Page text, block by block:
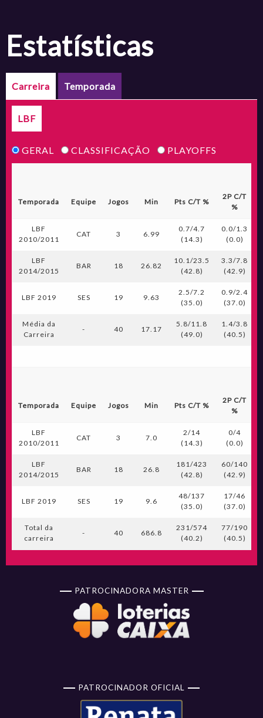
estatísticas
Carreira Temporada
LBF
GERAL CLASSIFICAÇÃO PLAYOFFS
Temporada Equipe Jogos Min Pts C/T %
2P C/T
%
LBF
2010/2011
CAT 3 6.99
0.7/4.7
(14.3)
0.0/1.3
(0.0)
LBF
2014/2015
BAR 18 26.82
10.1/23.5
(42.8)
3.3/7.8
(42.9)
LBF 2019 SES 19 9.63
2.5/7.2
(35.0)
0.9/2.4
(37.0)
Média da
Carreira
- 40 17.17
5.8/11.8
(49.0)
1.4/3.8
(40.5)
Temporada Equipe Jogos Min Pts C/T %
2P C/T
%
LBF
2010/2011
CAT 3 7.0
2/14
(14.3)
0/4
(0.0)
LBF
2014/2015
BAR 18 26.8
181/423
(42.8)
60/140
(42.9)
LBF 2019 SES 19 9.6
48/137
(35.0)
17/46
(37.0)
Total da
carreira
- 40 686.8
231/574
(40.2)
77/190
(40.5)
PATROCINADORA MASTER
PATROCINADOR OFICIAL